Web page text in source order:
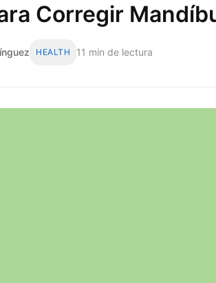
Corregir
HEALTH 11 min de lectura